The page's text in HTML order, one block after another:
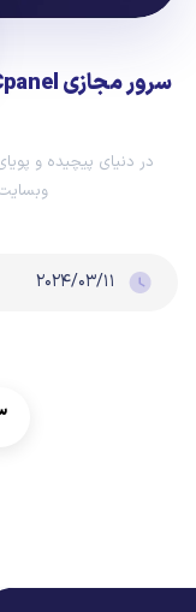
در دنیای پیچیده و
۲۰۲۴/۰۳/۱۱